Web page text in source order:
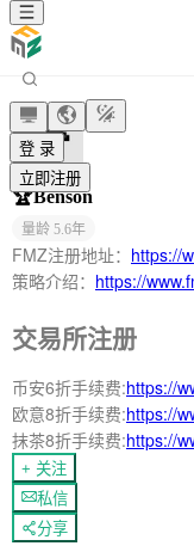
登 录
立即注册
🏆Benson
量龄 5.6年
FMZ注册地址： https://
策略介绍： https://
交易所注册
币安6折手续费:https://
欧意8折手续费:https://
抹茶8折手续费:https://
+ 关注
私信
分享